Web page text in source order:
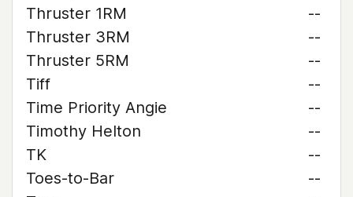
Thruster 1RM
--
Thruster 3RM
--
Thruster 5RM
--
Tiff
--
Time Priority Angie
--
Timothy Helton
--
TK
--
Toes-to-Bar
--